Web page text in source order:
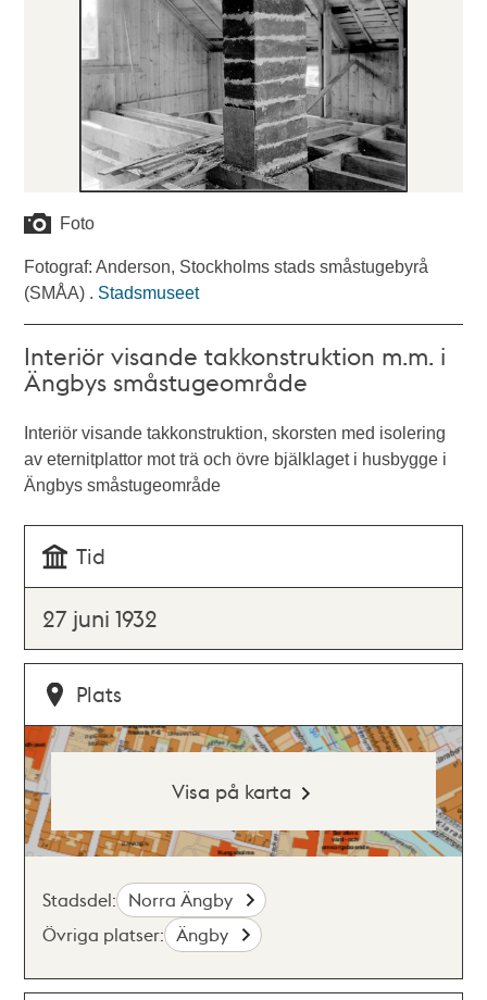
Foto
Fotograf: Anderson, Stockholms stads småstugebyrå
(SMÅA) . Stadsmuseet
Interiör visande takkonstruktion m.m. i
Ängbys småstugeområde
Interiör visande takkonstruktion, skorsten med isolering
av eternitplattor mot trä och övre bjälklaget i husbygge i
Ängbys småstugeområde
Tid
27 juni 1932
Plats
Visa på karta
Stadsdel: Norra Ängby
Övriga platser: Ängby